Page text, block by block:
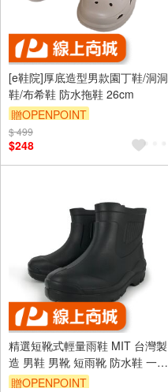
[e鞋院]厚底造型男款園丁鞋/洞洞
鞋/布希鞋 防水拖鞋 26cm
贈OPENPOINT
$ 499
$248
精選短靴式輕量雨鞋 MIT 台灣製
造 男鞋 男靴 短雨靴 防水鞋 一體
成型 控溫EVA 彈性 舒適 耐磨 抓
贈OPENPOINT